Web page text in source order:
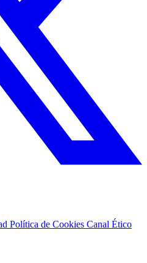
Política de Cookies Canal Ético